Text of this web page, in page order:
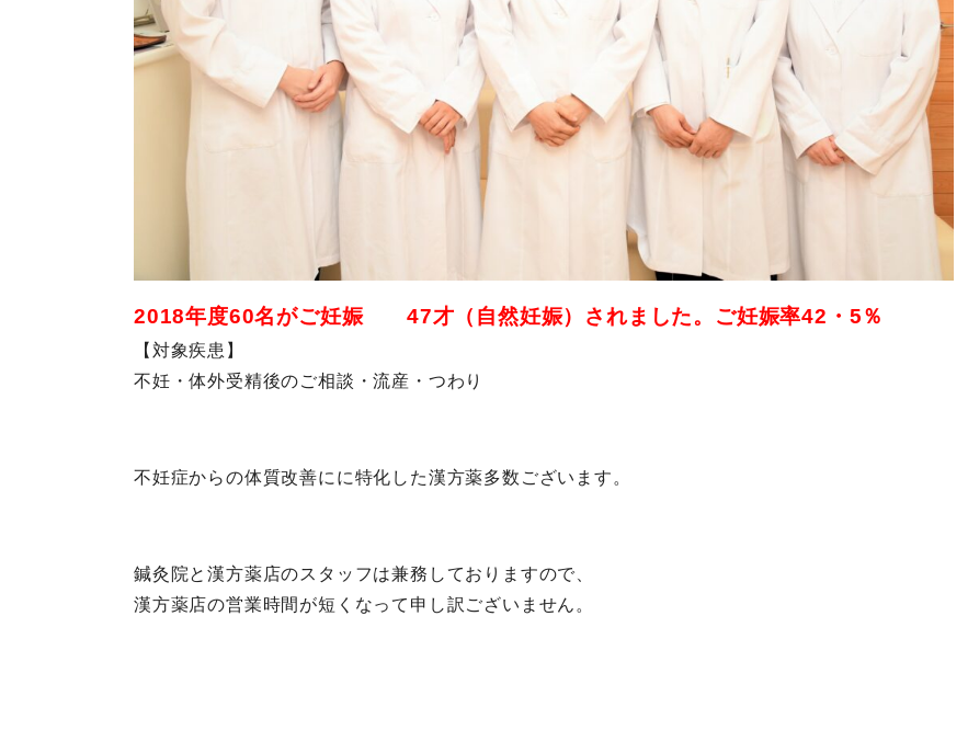
2018年度60名がご妊娠 47才（自然妊娠）されました。ご妊娠率42・5％
【対象疾患】
不妊・体外受精後のご相談・流産・つわり
不妊症からの体質改善にに特化した漢方薬多数ございます。
鍼灸院と漢方薬店のスタッフは兼務しておりますので、
漢方薬店の営業時間が短くなって申し訳ございません。